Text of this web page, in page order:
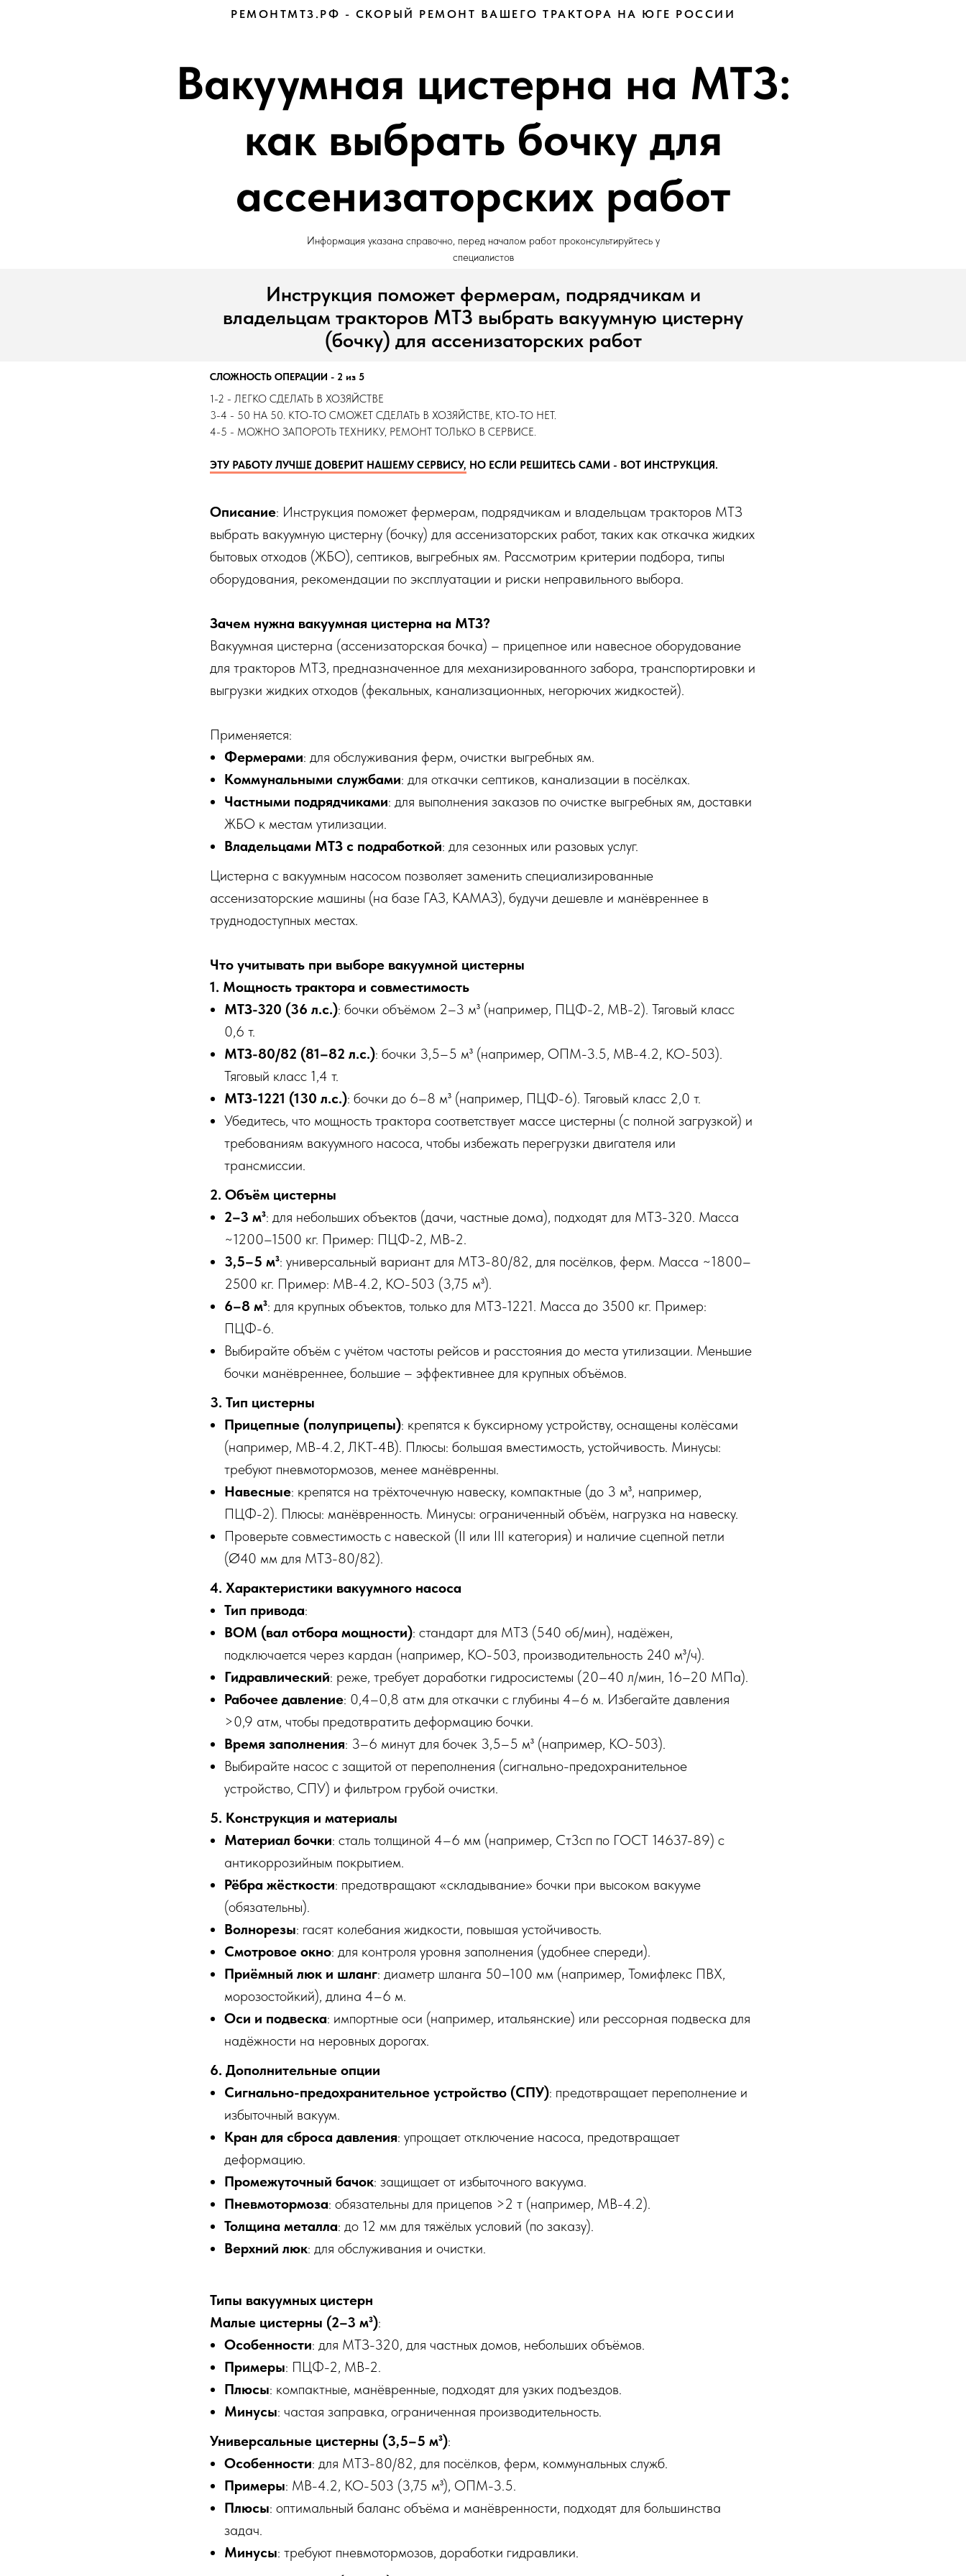
РЕМОНТМТЗ.РФ - СКОРЫЙ РЕМОНТ ВАШЕГО ТРАКТОРА НА ЮГЕ РОССИИ
Вакуумная цистерна на МТЗ:
как выбрать бочку для
ассенизаторских работ
Информация указана справочно, перед началом работ проконсультируйтесь у
специалистов
Инструкция поможет фермерам, подрядчикам и
владельцам тракторов МТЗ выбрать вакуумную цистерну
(бочку) для ассенизаторских работ
СЛОЖНОСТЬ ОПЕРАЦИИ - 2 из 5
1-2 - ЛЕГКО СДЕЛАТЬ В ХОЗЯЙСТВЕ
3-4 - 50 НА 50. КТО-ТО СМОЖЕТ СДЕЛАТЬ В ХОЗЯЙСТВЕ, КТО-ТО НЕТ.
4-5 - МОЖНО ЗАПОРОТЬ ТЕХНИКУ, РЕМОНТ ТОЛЬКО В СЕРВИСЕ.
ЭТУ РАБОТУ ЛУЧШЕ ДОВЕРИТ НАШЕМУ СЕРВИСУ, НО ЕСЛИ РЕШИТЕСЬ САМИ - ВОТ ИНСТРУКЦИЯ.
Описание: Инструкция поможет фермерам, подрядчикам и владельцам тракторов МТЗ
выбрать вакуумную цистерну (бочку) для ассенизаторских работ, таких как откачка жидких
бытовых отходов (ЖБО), септиков, выгребных ям. Рассмотрим критерии подбора, типы
оборудования, рекомендации по эксплуатации и риски неправильного выбора.
Зачем нужна вакуумная цистерна на МТЗ?
Вакуумная цистерна (ассенизаторская бочка) – прицепное или навесное оборудование
для тракторов МТЗ, предназначенное для механизированного забора, транспортировки и
выгрузки жидких отходов (фекальных, канализационных, негорючих жидкостей).
Применяется:
Фермерами: для обслуживания ферм, очистки выгребных ям.
Коммунальными службами: для откачки септиков, канализации в посёлках.
Частными подрядчиками: для выполнения заказов по очистке выгребных ям, доставки
ЖБО к местам утилизации.
Владельцами МТЗ с подработкой: для сезонных или разовых услуг.
Цистерна с вакуумным насосом позволяет заменить специализированные
ассенизаторские машины (на базе ГАЗ, КАМАЗ), будучи дешевле и манёвреннее в
труднодоступных местах.
Что учитывать при выборе вакуумной цистерны
1. Мощность трактора и совместимость
МТЗ-320 (36 л.с.): бочки объёмом 2–3 м³ (например, ПЦФ-2, МВ-2). Тяговый класс
0,6 т.
МТЗ-80/82 (81–82 л.с.): бочки 3,5–5 м³ (например, ОПМ-3.5, МВ-4.2, КО-503).
Тяговый класс 1,4 т.
МТЗ-1221 (130 л.с.): бочки до 6–8 м³ (например, ПЦФ-6). Тяговый класс 2,0 т.
Убедитесь, что мощность трактора соответствует массе цистерны (с полной загрузкой) и
требованиям вакуумного насоса, чтобы избежать перегрузки двигателя или
трансмиссии.
2. Объём цистерны
2–3 м³: для небольших объектов (дачи, частные дома), подходят для МТЗ-320. Масса
~1200–1500 кг. Пример: ПЦФ-2, МВ-2.
3,5–5 м³: универсальный вариант для МТЗ-80/82, для посёлков, ферм. Масса ~1800–
2500 кг. Пример: МВ-4.2, КО-503 (3,75 м³).
6–8 м³: для крупных объектов, только для МТЗ-1221. Масса до 3500 кг. Пример:
ПЦФ-6.
Выбирайте объём с учётом частоты рейсов и расстояния до места утилизации. Меньшие
бочки манёвреннее, большие – эффективнее для крупных объёмов.
3. Тип цистерны
Прицепные (полуприцепы): крепятся к буксирному устройству, оснащены колёсами
(например, МВ-4.2, ЛКТ-4В). Плюсы: большая вместимость, устойчивость. Минусы:
требуют пневмотормозов, менее манёвренны.
Навесные: крепятся на трёхточечную навеску, компактные (до 3 м³, например,
ПЦФ-2). Плюсы: манёвренность. Минусы: ограниченный объём, нагрузка на навеску.
Проверьте совместимость с навеской (II или III категория) и наличие сцепной петли
(Ø40 мм для МТЗ-80/82).
4. Характеристики вакуумного насоса
Тип привода:
ВОМ (вал отбора мощности): стандарт для МТЗ (540 об/мин), надёжен,
подключается через кардан (например, КО-503, производительность 240 м³/ч).
Гидравлический: реже, требует доработки гидросистемы (20–40 л/мин, 16–20 МПа).
Рабочее давление: 0,4–0,8 атм для откачки с глубины 4–6 м. Избегайте давления
>0,9 атм, чтобы предотвратить деформацию бочки.
Время заполнения: 3–6 минут для бочек 3,5–5 м³ (например, КО-503).
Выбирайте насос с защитой от переполнения (сигнально-предохранительное
устройство, СПУ) и фильтром грубой очистки.
5. Конструкция и материалы
Материал бочки: сталь толщиной 4–6 мм (например, Ст3сп по ГОСТ 14637-89) с
антикоррозийным покрытием.
Рёбра жёсткости: предотвращают «складывание» бочки при высоком вакууме
(обязательны).
Волнорезы: гасят колебания жидкости, повышая устойчивость.
Смотровое окно: для контроля уровня заполнения (удобнее спереди).
Приёмный люк и шланг: диаметр шланга 50–100 мм (например, Томифлекс ПВХ,
морозостойкий), длина 4–6 м.
Оси и подвеска: импортные оси (например, итальянские) или рессорная подвеска для
надёжности на неровных дорогах.
6. Дополнительные опции
Сигнально-предохранительное устройство (СПУ): предотвращает переполнение и
избыточный вакуум.
Кран для сброса давления: упрощает отключение насоса, предотвращает
деформацию.
Промежуточный бачок: защищает от избыточного вакуума.
Пневмотормоза: обязательны для прицепов >2 т (например, МВ-4.2).
Толщина металла: до 12 мм для тяжёлых условий (по заказу).
Верхний люк: для обслуживания и очистки.
Типы вакуумных цистерн
Малые цистерны (2–3 м³):
Особенности: для МТЗ-320, для частных домов, небольших объёмов.
Примеры: ПЦФ-2, МВ-2.
Плюсы: компактные, манёвренные, подходят для узких подъездов.
Минусы: частая заправка, ограниченная производительность.
Универсальные цистерны (3,5–5 м³):
Особенности: для МТЗ-80/82, для посёлков, ферм, коммунальных служб.
Примеры: МВ-4.2, КО-503 (3,75 м³), ОПМ-3.5.
Плюсы: оптимальный баланс объёма и манёвренности, подходят для большинства
задач.
Минусы: требуют пневмотормозов, доработки гидравлики.